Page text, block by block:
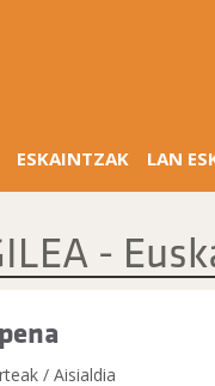
ESKAINTZAK LAN
-
/ Aisialdia